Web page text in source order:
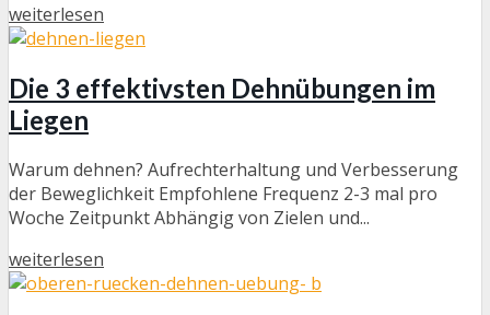
weiterlesen
Die 3 effektivsten Dehnübungen im
Liegen
Warum dehnen? Aufrechterhaltung und Verbesserung
der Beweglichkeit Empfohlene Frequenz 2-3 mal pro
Woche Zeitpunkt Abhängig von Zielen und...
weiterlesen